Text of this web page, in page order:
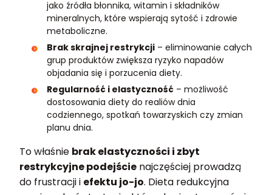
jako źródła błonnika, witamin i składników
mineralnych, które wspierają sytość i zdrowie
metaboliczne.
Brak skrajnej restrykcji – eliminowanie całych
grup produktów zwiększa ryzyko napadów
objadania się i porzucenia diety.
Regularność i elastyczność – możliwość
dostosowania diety do realiów dnia
codziennego, spotkań towarzyskich czy zmian
planu dnia.
To właśnie brak elastyczności i zbyt
restrykcyjne podejście najczęściej prowadzą
do frustracji i efektu jo-jo. Dieta redukcyjna